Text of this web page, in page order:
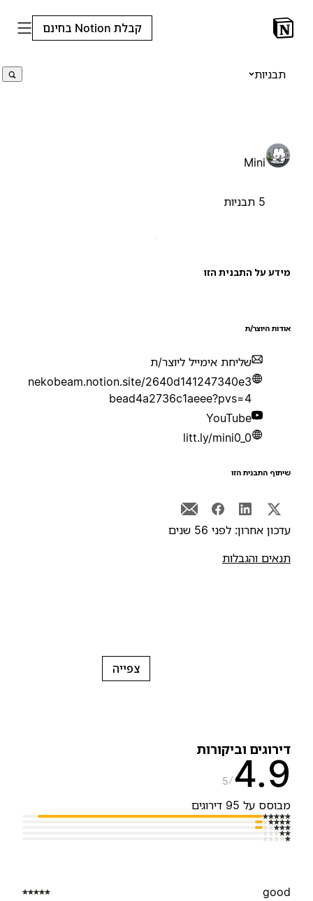
קבלת Notion בחינם
תבניות
Mini
על התבנית הזו
היוצר/ת
שליחת אימייל ליוצר/ת
nekobeam.notion.site/2640d141247340e3
bead4a2736c1aeee?pvs=4
YouTube
litt.ly/mini0_0
התבנית הזו
אחרון: לפני 56 שנים
והגבלות
צפייה
וביקורות
5
על 95 דירוגים